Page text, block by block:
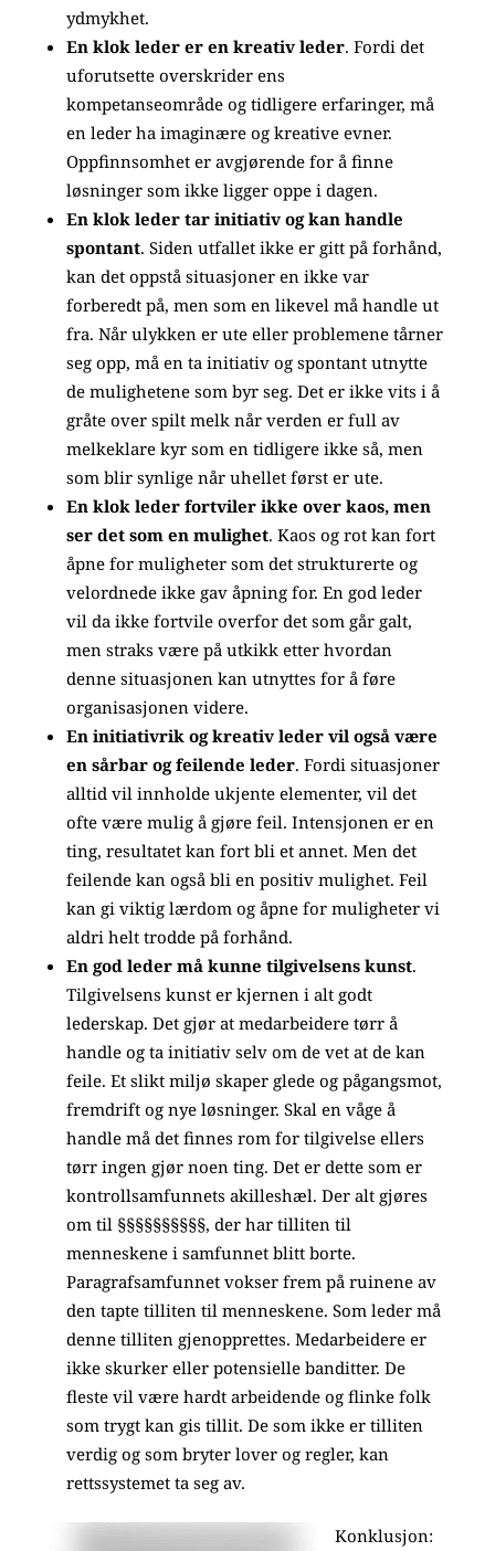
ydmykhet.
En klok leder er en kreativ leder. Fordi det
uforutsette overskrider ens
kompetanseområde og tidligere erfaringer, må
en leder ha imaginære og kreative evner.
Oppfinnsomhet er avgjørende for å finne
løsninger som ikke ligger oppe i dagen.
En klok leder tar initiativ og kan handle
spontant. Siden utfallet ikke er gitt på forhånd,
kan det oppstå situasjoner en ikke var
forberedt på, men som en likevel må handle ut
fra. Når ulykken er ute eller problemene tårner
seg opp, må en ta initiativ og spontant utnytte
de mulighetene som byr seg. Det er ikke vits i å
gråte over spilt melk når verden er full av
melkeklare kyr som en tidligere ikke så, men
som blir synlige når uhellet først er ute.
En klok leder fortviler ikke over kaos, men
ser det som en mulighet. Kaos og rot kan fort
åpne for muligheter som det strukturerte og
velordnede ikke gav åpning for. En god leder
vil da ikke fortvile overfor det som går galt,
men straks være på utkikk etter hvordan
denne situasjonen kan utnyttes for å føre
organisasjonen videre.
En initiativrik og kreativ leder vil også være
en sårbar og feilende leder. Fordi situasjoner
alltid vil innholde ukjente elementer, vil det
ofte være mulig å gjøre feil. Intensjonen er en
ting, resultatet kan fort bli et annet. Men det
feilende kan også bli en positiv mulighet. Feil
kan gi viktig lærdom og åpne for muligheter vi
aldri helt trodde på forhånd.
En god leder må kunne tilgivelsens kunst.
Tilgivelsens kunst er kjernen i alt godt
lederskap. Det gjør at medarbeidere tørr å
handle og ta initiativ selv om de vet at de kan
feile. Et slikt miljø skaper glede og pågangsmot,
fremdrift og nye løsninger. Skal en våge å
handle må det finnes rom for tilgivelse ellers
tørr ingen gjør noen ting. Det er dette som er
kontrollsamfunnets akilleshæl. Der alt gjøres
om til §§§§§§§§§§, der har tilliten til
menneskene i samfunnet blitt borte.
Paragrafsamfunnet vokser frem på ruinene av
den tapte tilliten til menneskene. Som leder må
denne tilliten gjenopprettes. Medarbeidere er
ikke skurker eller potensielle banditter. De
fleste vil være hardt arbeidende og flinke folk
som trygt kan gis tillit. De som ikke er tilliten
verdig og som bryter lover og regler, kan
rettssystemet ta seg av.
Konklusjon: